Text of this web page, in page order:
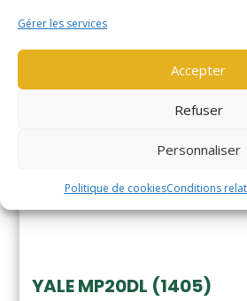
Gérer les services
Accepter
Refuser
Personnaliser
Politique de cookiesConditions
YALE MP20DL (1405)